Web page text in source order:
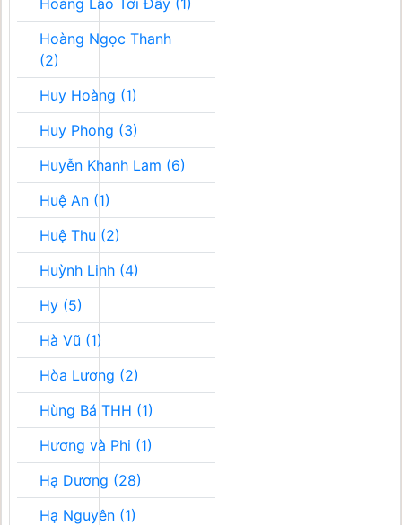
Hoàng Lão Tới Đây (1)
Hoàng Ngọc Thanh
(2)
Huy Hoàng (1)
Huy Phong (3)
Huyễn Khanh Lam (6)
Huệ An (1)
Huệ Thu (2)
Huỳnh Linh (4)
Hy (5)
Hà Vũ (1)
Hòa Lương (2)
Hùng Bá THH (1)
Hương và Phi (1)
Hạ Dương (28)
Hạ Nguyên (1)